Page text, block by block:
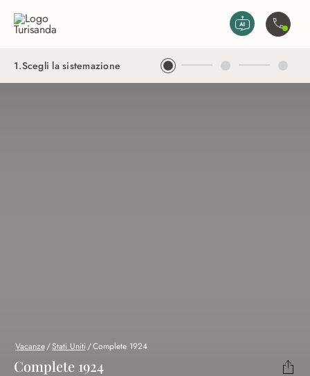
1.Scegli la sistemazione
Vacanze/Stati Uniti /Complete 1924
Complete 1924